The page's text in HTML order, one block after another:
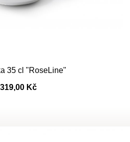
35 cl "RoseLine"
319,00 Kč